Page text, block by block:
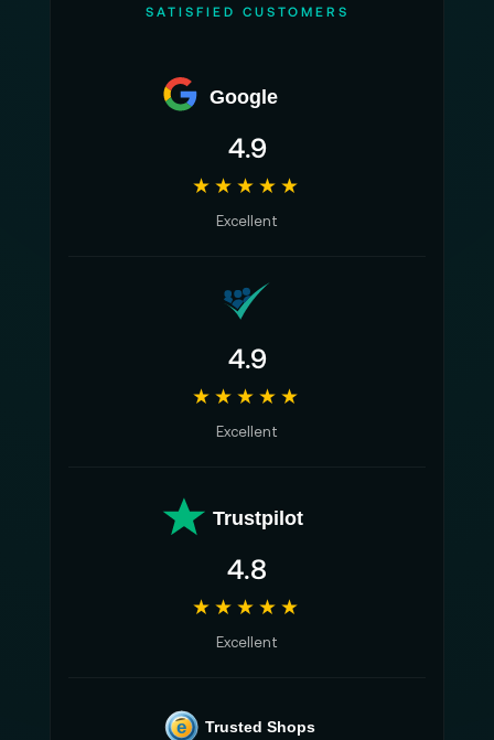
SATISFIED CUSTOMERS
Google
4.9
★★★★★
Excellent
4.9
★★★★★
Excellent
Trustpilot
4.8
★★★★★
Excellent
e Trusted Shops